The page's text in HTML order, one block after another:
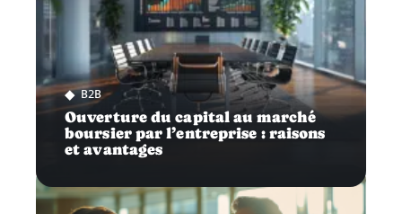
B2B
Ouverture du capital au marché
boursier par l’entreprise : raisons
et avantages